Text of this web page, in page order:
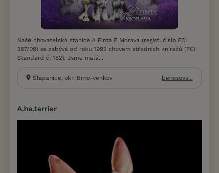
Naše chovatelská stanice A Finta F Morava (regist. číslo FCI
387/09) se zabývá od roku 1993 chovem středních kníračů (FCI
Standard č. 182). Jsme malá...
Šlapanice, okr. Brno-venkov benesovs...
A.ha.terrier